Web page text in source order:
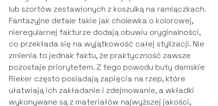
lub szortów zestawionych z koszulką na ramiączkach.
Fantazyjne detale takie jak cholewka o kolorowej,
nieregularnej fakturze dodają obuwiu oryginalności,
co przekłada się na wyjątkowość całej stylizacji. Nie
zmienia to jednak faktu, że praktyczność zawsze
pozostaje priorytetem. Z tego powodu buty damskie
Rieker często posiadają zapięcia na rzep, które
ułatwiają ich zakładanie i zdejmowanie, a wkładki
wykonywane są z materiałów najwyższej jakości,